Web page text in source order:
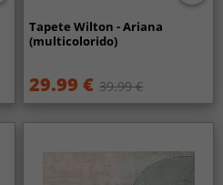
Tapete Wilton - Ariana
(multicolorido)
29.99 € 39.99 €